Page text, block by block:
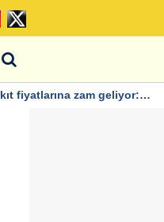
fiyatlarına zam geliyor: